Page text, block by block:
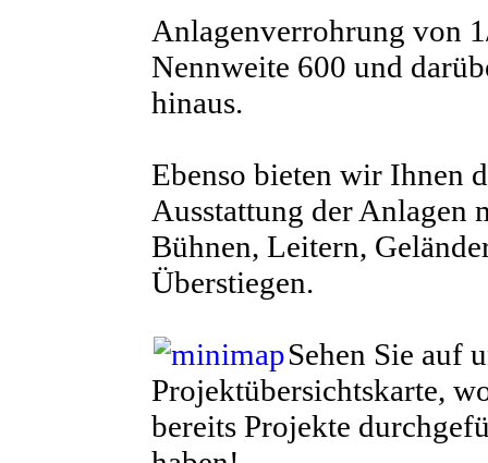
Anlagenverrohrung von
Nennweite 600 und
hinaus.
Ebenso bieten wir Ihnen
Ausstattung der Anlagen
Bühnen, Leitern,
Überstiegen.
Sehen Sie auf
Projektübersichtskarte,
bereits Projekte